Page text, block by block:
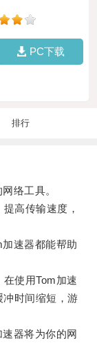
PC下载
排行
络工具。
高传输速度，
速器都能帮助
使用Tom加速
时间缩短，游
器将为你的网